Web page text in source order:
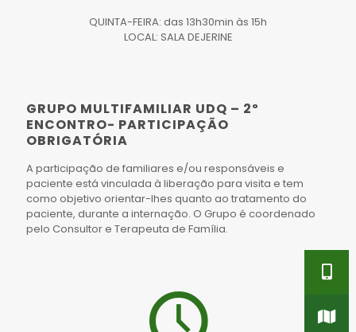
QUINTA-FEIRA: das 13h30min às 15h
LOCAL: SALA DEJERINE
GRUPO MULTIFAMILIAR UDQ – 2º
ENCONTRO- PARTICIPAÇÃO
OBRIGATÓRIA
A participação de familiares e/ou responsáveis e
paciente está vinculada à liberação para visita e tem
como objetivo orientar-lhes quanto ao tratamento do
paciente, durante a internação. O Grupo é coordenado
pelo Consultor e Terapeuta de Família.